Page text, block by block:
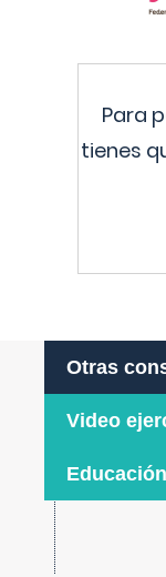
Para
tienes
Otras
Video